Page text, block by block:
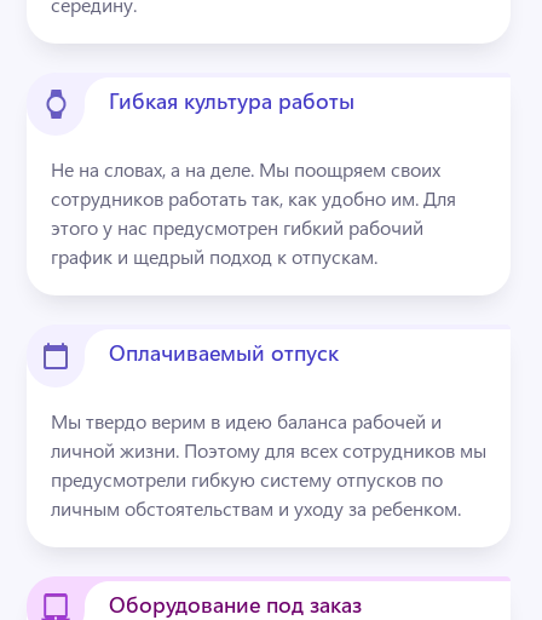
Гибкая культура работы
Не на словах, а на деле. Мы поощряем своих
сотрудников работать так, как удобно им. Для
этого у нас предусмотрен гибкий рабочий
график и щедрый подход к отпускам.
Оплачиваемый отпуск
Мы твердо верим в идею баланса рабочей и
личной жизни. Поэтому для всех сотрудников мы
предусмотрели гибкую систему отпусков по
личным обстоятельствам и уходу за ребенком.
Оборудование под заказ